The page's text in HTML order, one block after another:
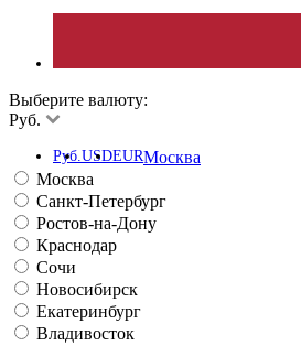
Выберите валюту:
Руб.
Руб.USDEURМосква
Москва
Санкт-Петербург
Ростов-на-Дону
Краснодар
Сочи
Новосибирск
Екатеринбург
Владивосток